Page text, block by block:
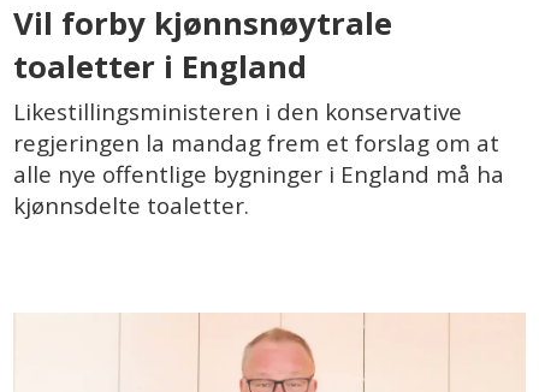
Vil forby kjønnsnøytrale
toaletter i England
Likestillingsministeren i den konservative
regjeringen la mandag frem et forslag om at
alle nye offentlige bygninger i England må ha
kjønnsdelte toaletter.